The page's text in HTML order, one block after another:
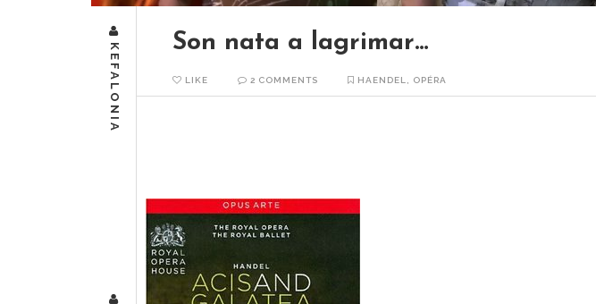
KEFALONIA Son nata a lagrimar…
LIKE 2 COMMENTS HAENDEL OPÉRA